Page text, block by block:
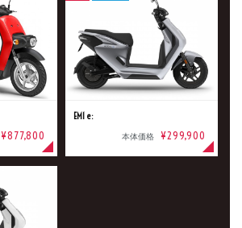
¥877,800
EM1 e:
本体価格 ¥299,900